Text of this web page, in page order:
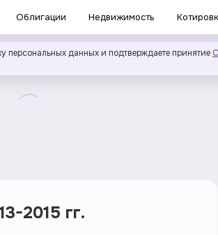
Облигации Недвижимость
персональных данных и подтверждаете принятие
2015 гг.